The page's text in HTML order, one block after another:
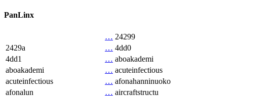
PanLinx
… 24299
2429a
… 4dd0
4dd1
… aboakademi
aboakademi
… acuteinfectious
acuteinfectious
… afonahanninuoko
afonalun
… aircraftstructu